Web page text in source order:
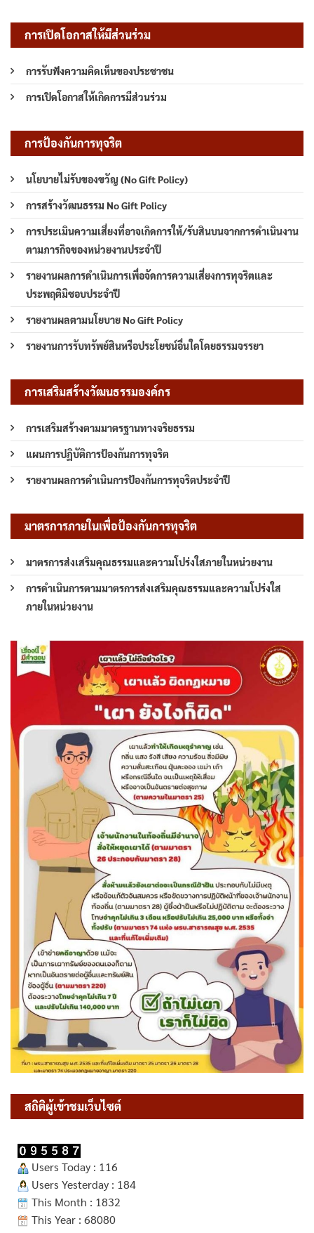
การเปิดโอกาสให้มีส่วนร่วม
การรับฟังความคิดเห็นของประชาชน
การเปิดโอกาสให้เกิดการมีส่วนร่วม
การป้องกันการทุจริต
นโยบายไม่รับของขวัญ (No Gift Policy)
การสร้างวัฒนธรรม No Gift Policy
การประเมินความเสี่ยงที่อาจเกิดการให้/รับสินบนจากการดำเนินงาน
ตามภารกิจของหน่วยงานประจำปี
รายงานผลการดำเนินการเพื่อจัดการความเสี่ยงการทุจริตและ
ประพฤติมิชอบประจำปี
รายงานผลตามนโยบาย No Gift Policy
รายงานการรับทรัพย์สินหรือประโยชน์อื่นใดโดยธรรมจรรยา
การเสริมสร้างวัฒนธรรมองค์กร
การเสริมสร้างตามมาตรฐานทางจริยธรรม
แผนการปฏิบัติการป้องกันการทุจริต
รายงานผลการดำเนินการป้องกันการทุจริตประจำปี
มาตรการภายในเพื่อป้องกันการทุจริต
มาตรการส่งเสริมคุณธรรมและความโปร่งใสภายในหน่วยงาน
การดำเนินการตามมาตรการส่งเสริมคุณธรรมและความโปร่งใส
ภายในหน่วยงาน
สถิติผู้เข้าชมเว็บไซต์
Users Today : 116
Users Yesterday : 184
This Month : 1832
This Year : 68080